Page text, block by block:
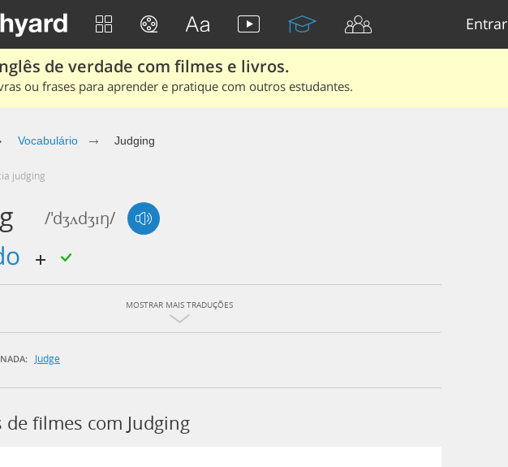
Entrar
de verdade com filmes e livros.
ou frases para aprender e pratique com outros estudantes.
Vocabulário Judging
judging
/'dʒʌdʒɪŋ/
MOSTRAR MAIS TRADUÇÕES
Judge
de filmes com Judging